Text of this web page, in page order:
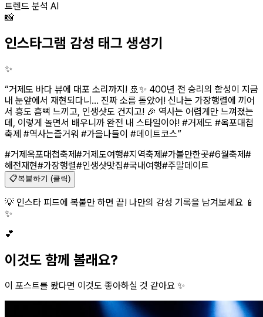
트렌드 분석 AI
📸
인스타그램 감성 태그 생성기
✨
“거제도 바다 뷰에 대포 소리까지! 🚢✨ 400년 전 승리의 함성이 지금
내 눈앞에서 재현되다니… 진짜 소름 돋았어! 신나는 가장행렬에 끼어
서 흥도 흠뻑 느끼고, 인생샷도 건지고! 🎉 역사는 어렵게만 느껴졌는
데, 이렇게 놀면서 배우니까 완전 내 스타일이야! #거제도 #옥포대첩
축제 #역사는즐거워 #가을나들이 #데이트코스”
#거제옥포대첩축제#거제도여행#지역축제#가볼만한곳#6월축제#
해전재현#가장행렬#인생샷맛집#국내여행#주말데이트
📋복붙하기 (클릭)
💡 인스타 피드에 복붙만 하면 끝! 나만의 감성 기록을 남겨보세요 📱
✨
💕
이것도 함께 볼래요?
이 포스트를 봤다면 이것도 좋아하실 것 같아요 ✨